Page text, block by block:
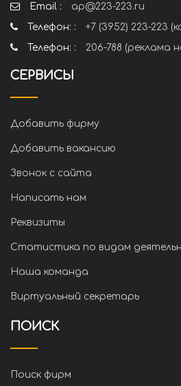
Email :
ap@223-223.ru
Телефон: :
+7 (3952) 223-223
Телефон: :
206-788 (реклама
СЕРВИСЫ
Добавить фирму
Добавить вакансию
Звонок с сайта
Написать нам
Реквизиты
Статистика по видам
Наша команда
Виртуальный секретарь
ПОИСК
Поиск фирм